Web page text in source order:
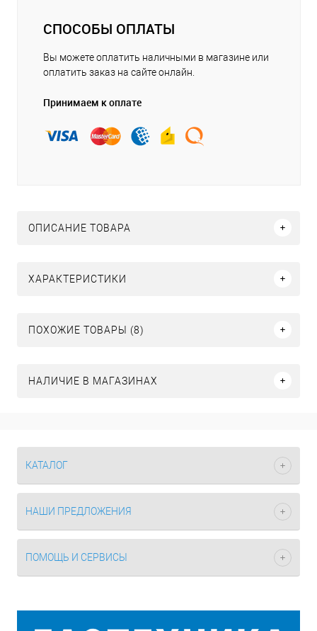
СПОСОБЫ ОПЛАТЫ
Вы можете оплатить наличными в магазине или
оплатить заказ на сайте онлайн.
Принимаем к оплате
ОПИСАНИЕ ТОВАРА
ХАРАКТЕРИСТИКИ
ПОХОЖИЕ ТОВАРЫ (8)
НАЛИЧИЕ В МАГАЗИНАХ
КАТАЛОГ
НАШИ ПРЕДЛОЖЕНИЯ
ПОМОЩЬ И СЕРВИСЫ